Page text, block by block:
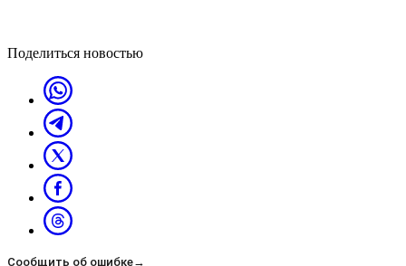
Поделиться новостью
Сообщить об ошибке→